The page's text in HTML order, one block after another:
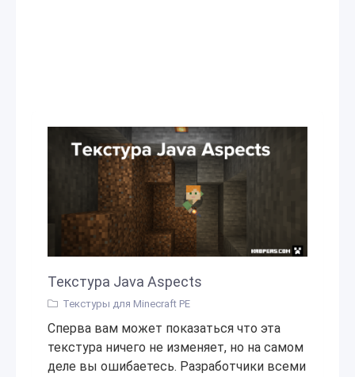
Текстура Java Aspects
Текстуры для Minecraft PE
Сперва вам может показаться что эта
текстура ничего не изменяет, но на самом
деле вы ошибаетесь. Разработчики всеми